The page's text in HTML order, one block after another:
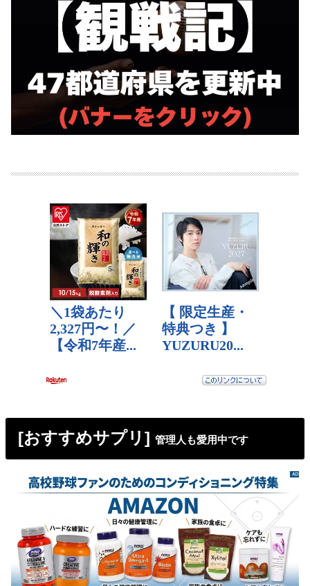
[おすすめサプリ]管理人も愛用中です